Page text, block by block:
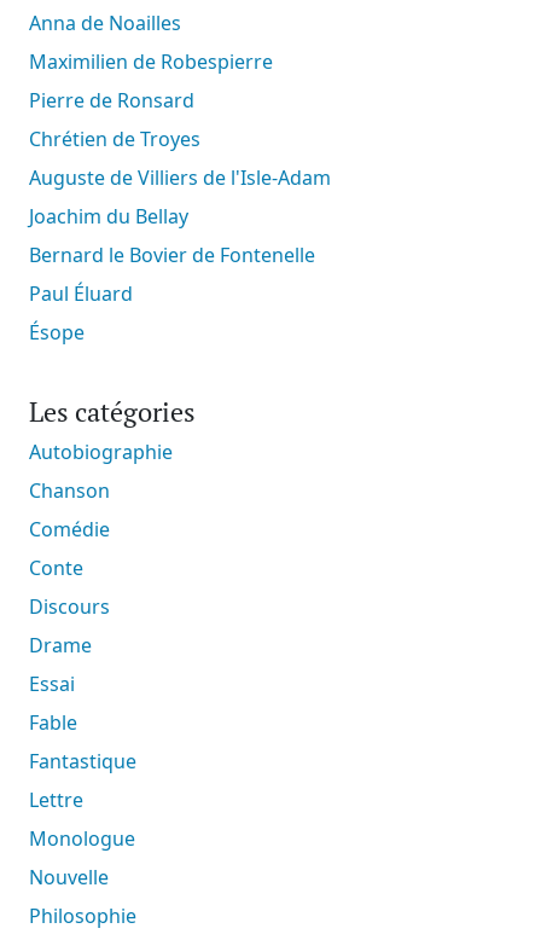
Anna de Noailles
Maximilien de Robespierre
Pierre de Ronsard
Chrétien de Troyes
Auguste de Villiers de l'Isle-Adam
Joachim du Bellay
Bernard le Bovier de Fontenelle
Paul Éluard
Ésope
Les catégories
Autobiographie
Chanson
Comédie
Conte
Discours
Drame
Essai
Fable
Fantastique
Lettre
Monologue
Nouvelle
Philosophie